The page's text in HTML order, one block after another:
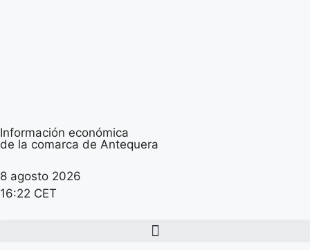
Información económica
de la comarca de Antequera
8 agosto 2026
16:22 CET